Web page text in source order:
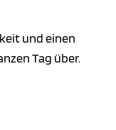
und einen
Tag über.